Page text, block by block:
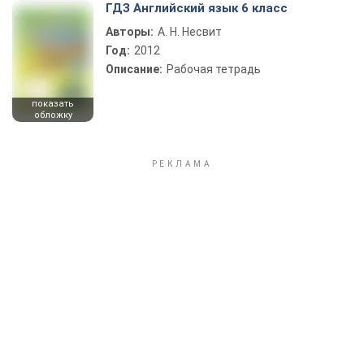
показать
обложку
ГДЗ Английский язык 6 класс
Авторы: А. Н. Несвит
Год: 2012
Описание: Рабочая тетрадь